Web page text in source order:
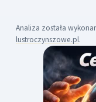
Analiza została
lustroczynszowe.pl.